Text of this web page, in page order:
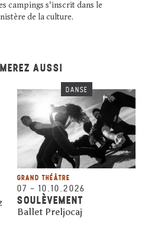
campings s'inscrit dans le
de la culture.
AUSSI
DANSE
GRAND THÉÂTRE
07 – 10.10.2026
SOULÈVEMENT
Ballet Preljocaj